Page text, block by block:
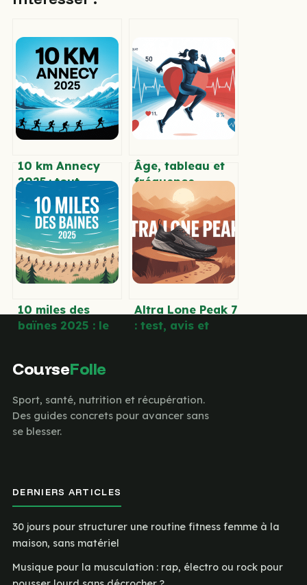
10 km Annecy
2025 : tout
prévoir pour
vivre la course
pleinement
Âge, tableau et
fréquence
cardiaque
maximale :
l’essentiel à
connaître
10 miles des
baïnes 2025 : le
réussir votre
Altra Lone Peak 7
: test, avis et
trail
CourseFolle
Sport, santé, nutrition et récupération.
Des guides concrets pour avancer sans
se blesser.
DERNIERS ARTICLES
30 jours pour structurer une routine fitness femme à la
maison, sans matériel
Musique pour la musculation : rap, électro ou rock pour